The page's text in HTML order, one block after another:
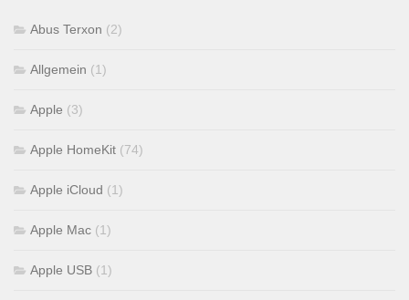
Abus Terxon (2)
Allgemein (1)
Apple (3)
Apple HomeKit (74)
Apple iCloud (1)
Apple Mac (1)
Apple USB (1)